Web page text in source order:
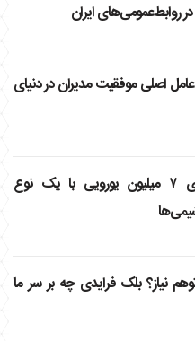
روابط‌عمومی‌های ایران
اصلی موفقیت مدیران در دنیای
جلوگیری از ارزبری ۷ میلیون یورویی با یک نوع
نیاز؟ بلک فرایدی چه بر سر ما